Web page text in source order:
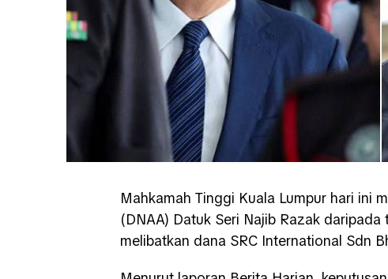
Mahkamah Tinggi Kuala Lumpur hari ini
(DNAA) Datuk Seri Najib Razak
melibatkan dana SRC International Sdn